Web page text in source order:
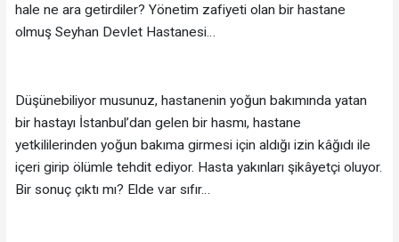
hale ne ara getirdiler? Yönetim zafiyeti olan bir hastane
olmuş Seyhan Devlet Hastanesi…
Düşünebiliyor musunuz, hastanenin yoğun bakımında yatan
bir hastayı İstanbul’dan gelen bir hasmı, hastane
yetkililerinden yoğun bakıma girmesi için aldığı izin kâğıdı ile
içeri girip ölümle tehdit ediyor. Hasta yakınları şikâyetçi oluyor.
Bir sonuç çıktı mı? Elde var sıfır…